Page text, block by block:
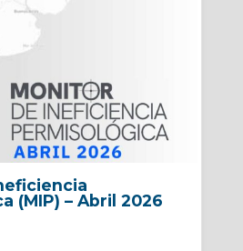
(MIP) – Abril 2026